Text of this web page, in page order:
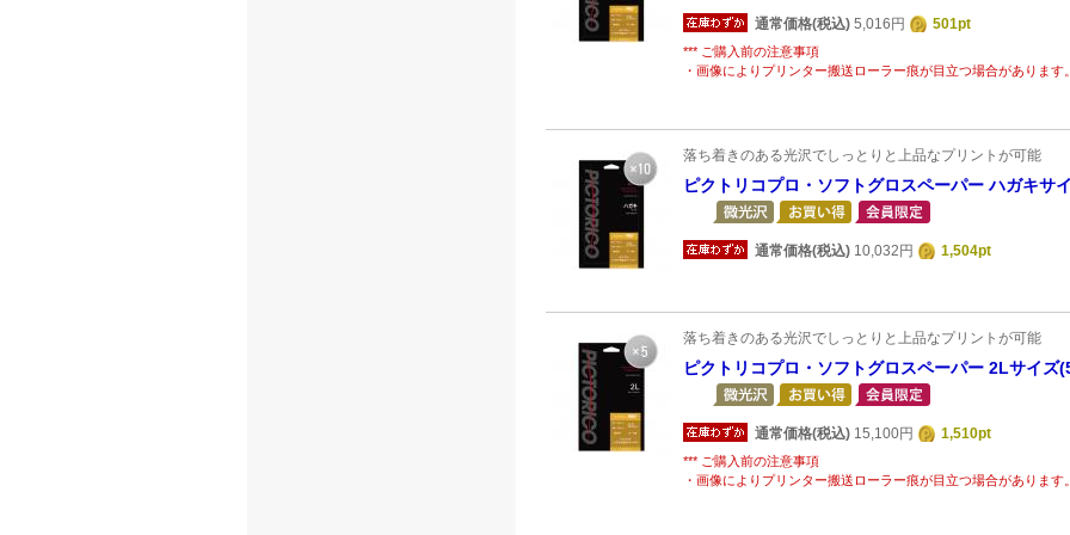
通常価格(税込) 5,016円 501pt
*** ご購入前の注意事項
・画像によりプリンター搬送ローラー痕が目立つ場合があります
落ち着きのある光沢でしっとりと上品なプリントが可能
ピクトリコプロ・ソフトグロスペーパー ハガキサ
通常価格(税込) 10,032円 1,504pt
落ち着きのある光沢でしっとりと上品なプリントが可能
ピクトリコプロ・ソフトグロスペーパー 2Lサイズ
通常価格(税込) 15,100円 1,510pt
*** ご購入前の注意事項
・画像によりプリンター搬送ローラー痕が目立つ場合があります